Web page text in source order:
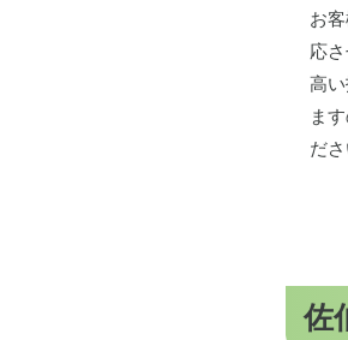
お
応
高
ま
ださ
佐